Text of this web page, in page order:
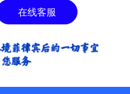
在线客服